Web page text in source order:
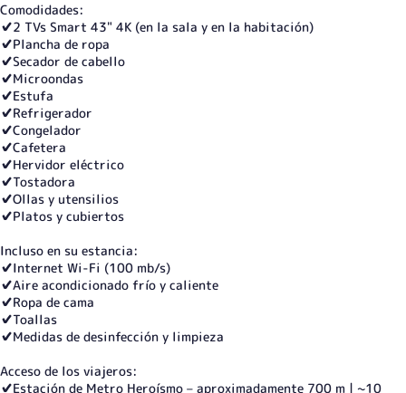
Comodidades:
✔️2 TVs Smart 43" 4K (en la sala y en la habitación)
✔️Plancha de ropa
✔️Secador de cabello
✔️Microondas
✔️Estufa
✔️Refrigerador
✔️Congelador
✔️Cafetera
✔️Hervidor eléctrico
✔️Tostadora
✔️Ollas y utensilios
✔️Platos y cubiertos
Incluso en su estancia:
✔️Internet Wi-Fi (100 mb/s)
✔️Aire acondicionado frío y caliente
✔️Ropa de cama
✔️Toallas
✔️Medidas de desinfección y limpieza
Acceso de los viajeros:
✔️Estación de Metro Heroísmo – aproximadamente 700 m | ~10